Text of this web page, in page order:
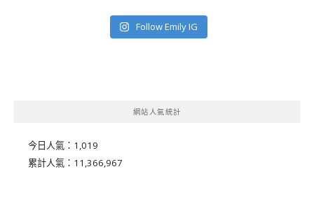
Follow Emily IG
網站人氣統計
今日人氣： 1,019
累計人氣： 11,366,967